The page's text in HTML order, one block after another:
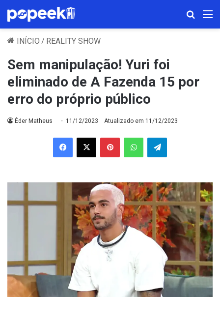
INÍCIO / REALITY SHOW
Sem manipulação! Yuri foi
eliminado de A Fazenda 15 por
erro do próprio público
Éder Matheus 11/12/2023 Atualizado em 11/12/2023
Facebook
X PinterestWhatsAppTelegram